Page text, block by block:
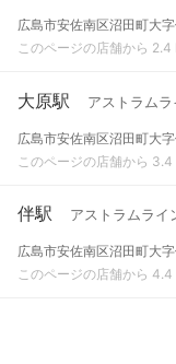
広島市安佐南区沼田町大
このページの店舗から 2.4
大原駅 アストラムラ
広島市安佐南区沼田町大
このページの店舗から
伴駅 アストラムライ
広島市安佐南区沼田町大
このページの店舗から